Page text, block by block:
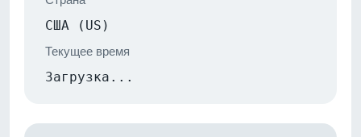
США (US)
Текущее время
Загрузка...